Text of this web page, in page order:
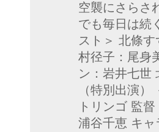
空襲にさらさ
でも毎日は続
スト＞ 北條
村径子：尾身
ン：岩井七世
（特別出演
トリンゴ 監
浦谷千恵 キ